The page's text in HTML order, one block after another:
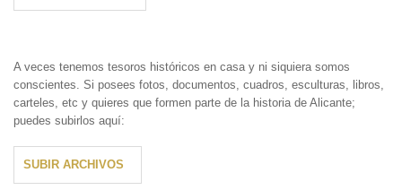
A veces tenemos tesoros históricos en casa y ni siquiera somos
conscientes. Si posees fotos, documentos, cuadros, esculturas, libros,
carteles, etc y quieres que formen parte de la historia de Alicante;
puedes subirlos aquí:
SUBIR ARCHIVOS